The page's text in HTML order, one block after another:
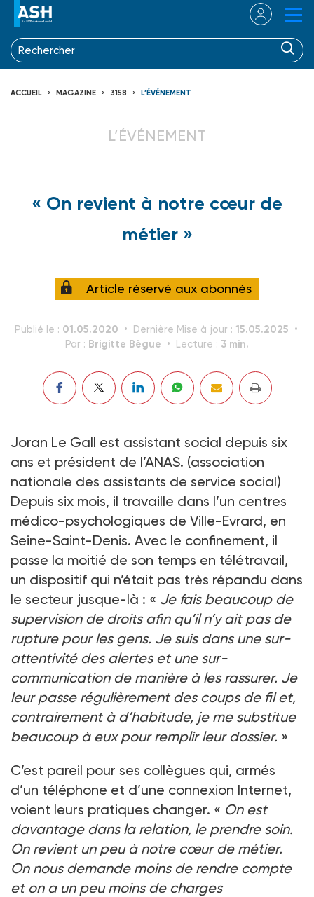
ACCUEIL MAGAZINE 3158 L’ÉVÉNEMENT
L’ÉVÉNEMENT
« On revient à notre cœur de
métier »
Article réservé aux abonnés
Publié le : 01.05.2020 Dernière Mise à jour : 15.05.2025
Par : Brigitte Bègue Lecture : 3 min.
Joran Le Gall est assistant social depuis six
ans et président de l’ANAS. (association
nationale des assistants de service social)
Depuis six mois, il travaille dans l’un centres
médico-psychologiques de Ville-Evrard, en
Seine-Saint-Denis. Avec le confinement, il
passe la moitié de son temps en télétravail,
un dispositif qui n’était pas très répandu dans
le secteur jusque-là : « Je fais beaucoup de
supervision de droits afin qu’il n’y ait pas de
rupture pour les gens. Je suis dans une sur-
attentivité des alertes et une sur-
communication de manière à les rassurer. Je
leur passe régulièrement des coups de fil et,
contrairement à d’habitude, je me substitue
beaucoup à eux pour remplir leur dossier. »
C’est pareil pour ses collègues qui, armés
d’un téléphone et d’une connexion Internet,
voient leurs pratiques changer. « On est
davantage dans la relation, le prendre soin.
On revient un peu à notre cœur de métier.
On nous demande moins de rendre compte
et on a un peu moins de charges